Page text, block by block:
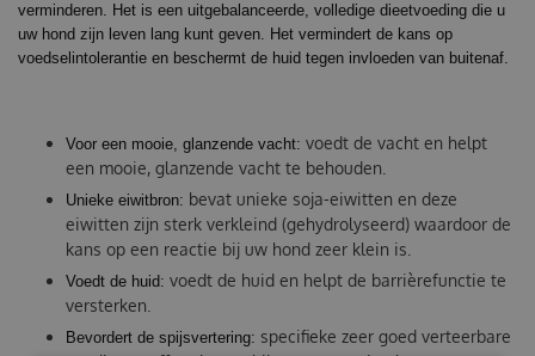
verminderen. Het is een uitgebalanceerde, volledige dieetvoeding die u
uw hond zijn leven lang kunt geven. Het vermindert de kans op
voedselintolerantie en beschermt de huid tegen invloeden van buitenaf.
Voor een mooie, glanzende vacht: voedt de vacht en helpt
een mooie, glanzende vacht te behouden.
Unieke eiwitbron: bevat unieke soja-eiwitten en deze
eiwitten zijn sterk verkleind (gehydrolyseerd) waardoor de
kans op een reactie bij uw hond zeer klein is.
Voedt de huid: voedt de huid en helpt de barrièrefunctie te
versterken.
Bevordert de spijsvertering: specifieke zeer goed verteerbare